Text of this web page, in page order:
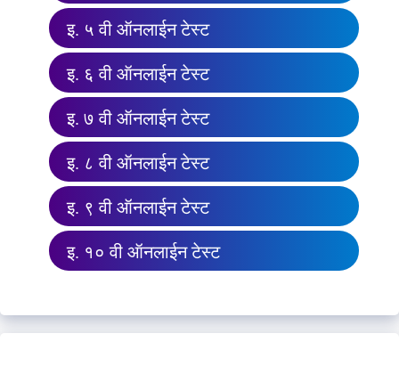
इ. ५ वी ऑनलाईन टेस्ट
इ. ६ वी ऑनलाईन टेस्ट
इ. ७ वी ऑनलाईन टेस्ट
इ. ८ वी ऑनलाईन टेस्ट
इ. ९ वी ऑनलाईन टेस्ट
इ. १० वी ऑनलाईन टेस्ट